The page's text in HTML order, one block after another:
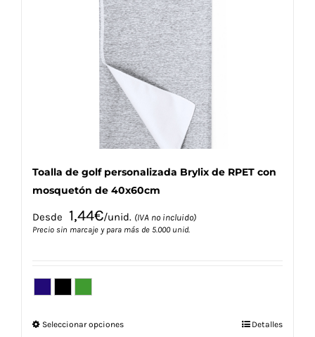
opciones
se
pueden
elegir
en
página
de
producto
Toalla de golf personalizada Brylix de RPET con
mosquetón de 40x60cm
Desde 1,44€/unid. (IVA no incluido)
Precio sin marcaje y para más de 5.000 unid.
Seleccionar opcionesEste
Detalles